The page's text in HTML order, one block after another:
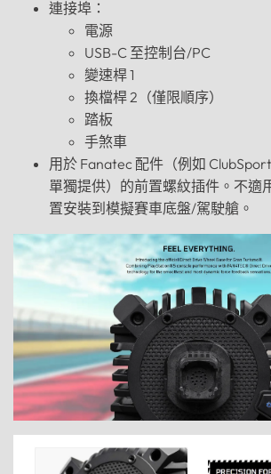
連接埠：
電源
USB-C 至控制台/PC
變速桿 1
換檔桿 2（僅限順序）
踏板
手煞車
用於 Fanatec 配件（例如
單獨提供）的前置螺紋插件。不適
置安裝到模擬賽車底盤/駕駛艙。